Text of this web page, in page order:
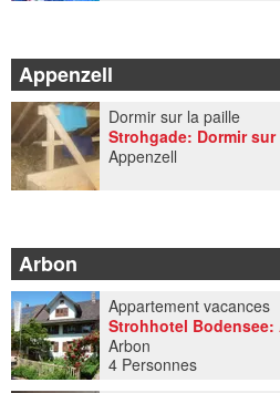
Appenzell
Dormir sur la paille
Strohgade: Dormir
Appenzell
Arbon
Appartement vacances
Strohhotel
Arbon
4 Personnes